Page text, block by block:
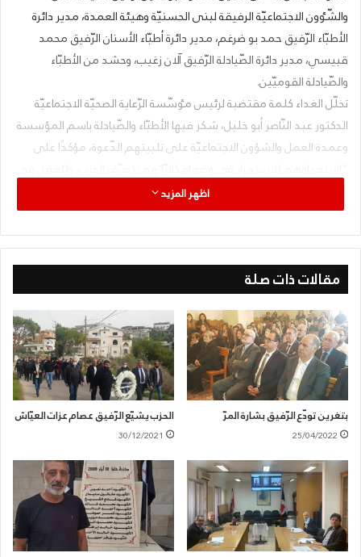
والشّٶون الاجتماعيّة الرفيقة لبنى الحسنيّة وهيئة العمدة، مدیر دائرة
الأطبّاء الرّفیق حمد بو ضرغم، مدیر دائرة أطبّاء الأسنان الرّفیق محمد
قبيسي، مدیر دائرة الصّیادلة الرّفیق آلان زغیب، وحشد من الأطبّاء
والصّیادلة القومیّین.
تخلّل الغداء کلمة مقتضبة لرئیس مٶسّسة الرّعایة الصحیّة الاجتماعيّة
الدکتور عبد النّاصر أبو خلیل، شکر فیها الأطبّاء والصّیادلة باسم المؤسسة
وعمدة العمل والشؤون الاجتماعيّة علی تلبیتهم الدّعوة، مؤكدًا على
سبیل الخدمة العامّة”. وشدّد على ضرورة تكرار هذا اللّقاء بشکلٍ دوري.
اظهر المزيد
مقالات ذات صلة
بتغرين تودّع الرّفيق بشارة المرّ
25/04/2022
الحزب يشيّع الرّفيق عصام عزات العيّاش
30/12/2021